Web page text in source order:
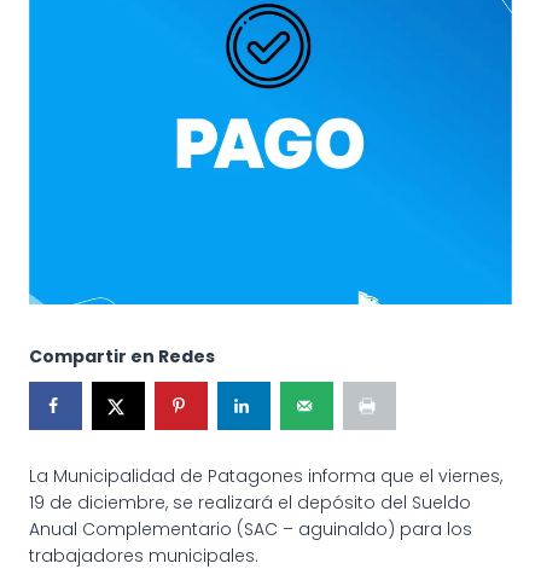
Compartir en Redes
La Municipalidad de Patagones informa que el viernes,
19 de diciembre, se realizará el depósito del Sueldo
Anual Complementario (SAC – aguinaldo) para los
trabajadores municipales.